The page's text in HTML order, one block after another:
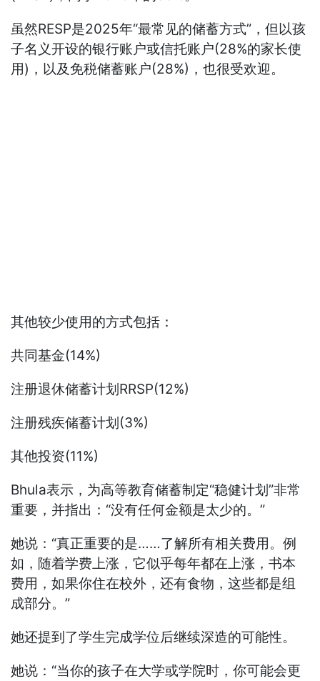
虽然RESP是2025年“最常见的储蓄方式”，但以孩
子名义开设的银行账户或信托账户(28%的家长使
用)，以及免税储蓄账户(28%)，也很受欢迎。
其他较少使用的方式包括：
共同基金(14%)
注册退休储蓄计划RRSP(12%)
注册残疾储蓄计划(3%)
其他投资(11%)
Bhula表示，为高等教育储蓄制定“稳健计划”非常
重要，并指出：“没有任何金额是太少的。”
她说：“真正重要的是……了解所有相关费用。例
如，随着学费上涨，它似乎每年都在上涨，书本
费用，如果你住在校外，还有食物，这些都是组
成部分。”
她还提到了学生完成学位后继续深造的可能性。
她说：“当你的孩子在大学或学院时，你可能会更